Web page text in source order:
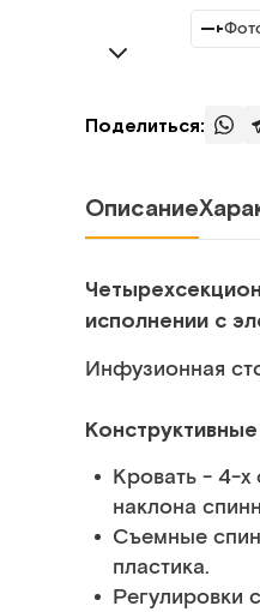
Поделиться:
Описание
исполнении с
Инфузионная
Кровать - 4-х
наклона
Съемные
пластика.
Регулировки